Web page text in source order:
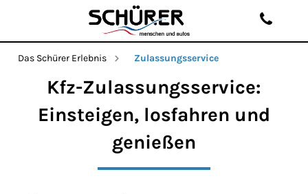
Das Schürer Erlebnis Zulassungsservice
Kfz-Zulassungsservice:
Einsteigen, losfahren und
genießen